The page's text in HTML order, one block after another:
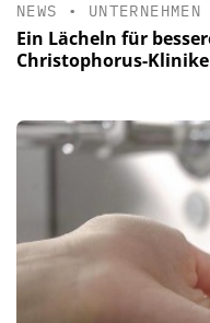
NEWS • UNTERNEHMEN
Ein Lächeln für
Christophorus-